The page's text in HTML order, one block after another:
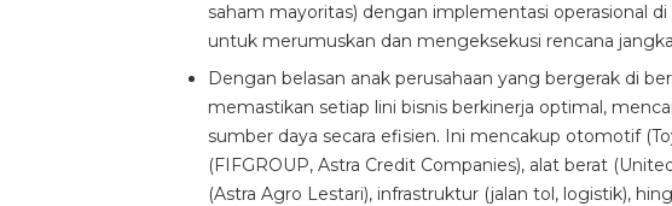
saham mayoritas) dengan implementasi operasional
untuk merumuskan dan mengeksekusi rencana
Dengan belasan anak perusahaan yang bergerak di
memastikan setiap lini bisnis berkinerja optimal,
sumber daya secara efisien. Ini mencakup otomotif
(FIFGROUP, Astra Credit Companies), alat berat
(Astra Agro Lestari), infrastruktur (jalan tol, logistik),